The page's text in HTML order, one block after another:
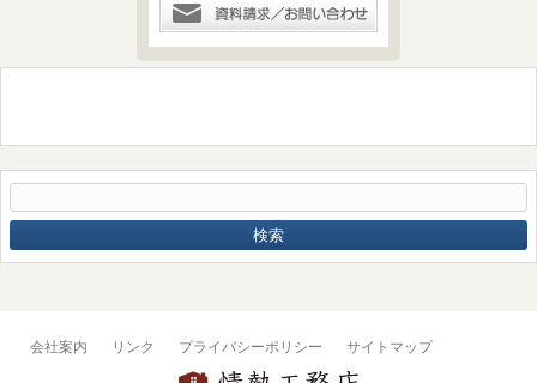
会社案内 リンク プライバシーポリシー サイトマップ